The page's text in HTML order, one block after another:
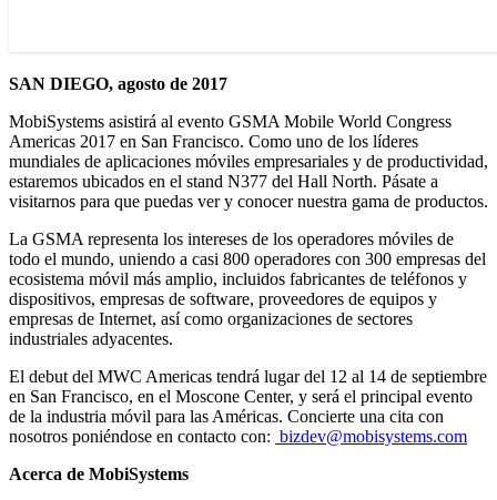
SAN DIEGO, agosto de 2017
MobiSystems asistirá al evento GSMA Mobile World Congress
Americas 2017 en San Francisco. Como uno de los líderes
mundiales de aplicaciones móviles empresariales y de productividad,
estaremos ubicados en el stand N377 del Hall North. Pásate a
visitarnos para que puedas ver y conocer nuestra gama de productos.
La GSMA representa los intereses de los operadores móviles de
todo el mundo, uniendo a casi 800 operadores con 300 empresas del
ecosistema móvil más amplio, incluidos fabricantes de teléfonos y
dispositivos, empresas de software, proveedores de equipos y
empresas de Internet, así como organizaciones de sectores
industriales adyacentes.
El debut del MWC Americas tendrá lugar del 12 al 14 de septiembre
en San Francisco, en el Moscone Center, y será el principal evento
de la industria móvil para las Américas. Concierte una cita con
nosotros poniéndose en contacto con: bizdev@mobisystems.com
Acerca de MobiSystems